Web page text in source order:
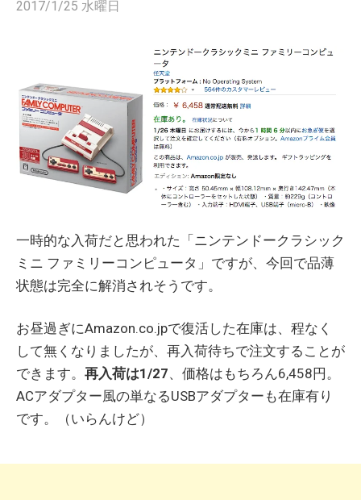
2017/1/25 水曜日
一時的な入荷だと思われた「ニンテンドークラシック
ミニ ファミリーコンピュータ」ですが、今回で品薄
状態は完全に解消されそうです。
お昼過ぎにAmazon.co.jpで復活した在庫は、程なく
して無くなりましたが、再入荷待ちで注文することが
できます。 再入荷は1/27、価格はもちろん6,458円。
ACアダプター風の単なるUSBアダプターも在庫有り
です。（いらんけど）